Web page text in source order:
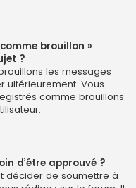
brouillon »
?
les messages
ultérieurement. Vous
comme brouillons
d’être approuvé ?
décider de soumettre à